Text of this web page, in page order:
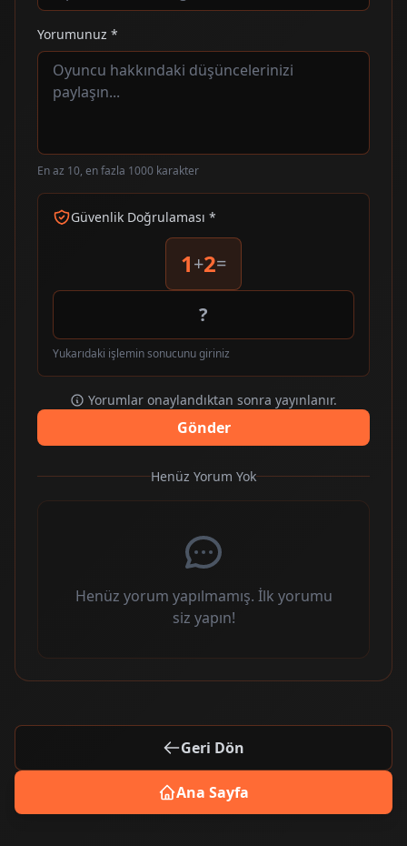
Yorumunuz *
En az 10, en fazla 1000 karakter
Güvenlik Doğrulaması *
1+2=
Yukarıdaki işlemin sonucunu giriniz
Yorumlar onaylandıktan sonra yayınlanır.
Gönder
Henüz Yorum Yok
Henüz yorum yapılmamış. İlk yorumu
siz yapın!
Geri Dön
Ana Sayfa